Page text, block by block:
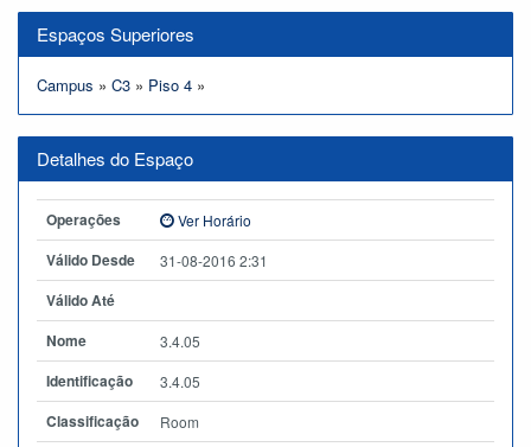
Espaços Superiores
Campus » C3 » Piso 4 »
Detalhes do Espaço
Operações Ver Horário
Válido Desde 31-08-2016 2:31
Válido Até
Nome
3.4.05
Identificação 3.4.05
Classificação Room